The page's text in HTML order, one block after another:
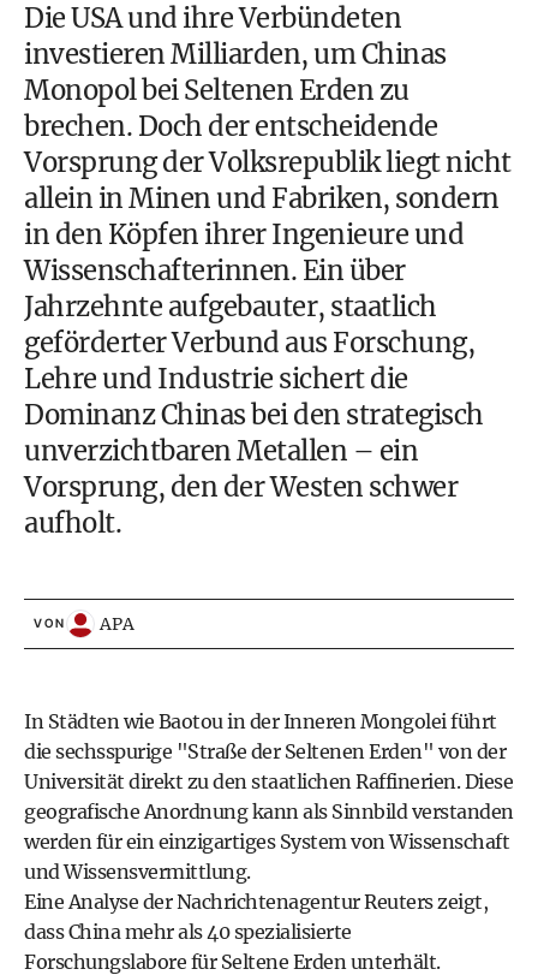
Die USA und ihre Verbündeten
investieren Milliarden, um Chinas
Monopol bei Seltenen Erden zu
brechen. Doch der entscheidende
Vorsprung der Volksrepublik liegt nicht
allein in Minen und Fabriken, sondern
in den Köpfen ihrer Ingenieure und
Wissenschafterinnen. Ein über
Jahrzehnte aufgebauter, staatlich
geförderter Verbund aus Forschung,
Lehre und Industrie sichert die
Dominanz Chinas bei den strategisch
unverzichtbaren Metallen – ein
Vorsprung, den der Westen schwer
aufholt.
VON APA
In Städten wie Baotou in der Inneren Mongolei führt
die sechsspurige "Straße der Seltenen Erden" von der
Universität direkt zu den staatlichen Raffinerien. Diese
geografische Anordnung kann als Sinnbild verstanden
werden für ein einzigartiges System von Wissenschaft
und Wissensvermittlung.
Eine Analyse der Nachrichtenagentur Reuters zeigt,
dass China mehr als 40 spezialisierte
Forschungslabore für Seltene Erden unterhält.